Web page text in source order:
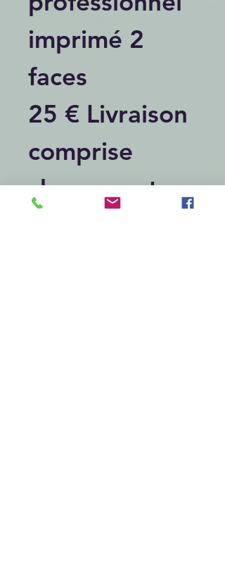
imprimé 2
faces
25 € Livraison
comprise
chronopost